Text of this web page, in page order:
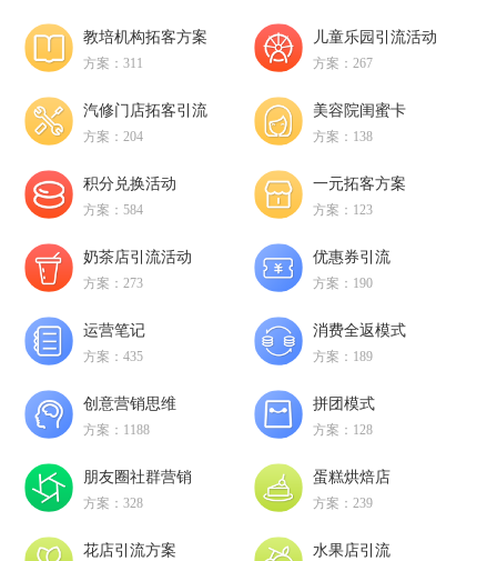
教培机构拓客方案
方案：311
儿童乐园引流活动
方案：267
汽修门店拓客引流
方案：204
美容院闺蜜卡
方案：138
积分兑换活动
方案：584
一元拓客方案
方案：123
奶茶店引流活动
方案：273
优惠券引流
方案：190
运营笔记
方案：435
消费全返模式
方案：189
创意营销思维
方案：1188
拼团模式
方案：128
朋友圈社群营销
方案：328
蛋糕烘焙店
方案：239
花店引流方案 水果店引流